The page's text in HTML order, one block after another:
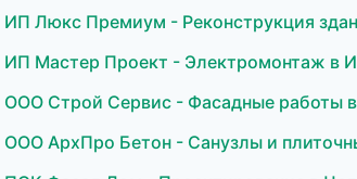
ИП Люкс Премиум - Реконструкция
ИП Мастер Проект - Электромонтаж в
ООО Строй Сервис - Фасадные работы в
ООО АрхПро Бетон - Санузлы и